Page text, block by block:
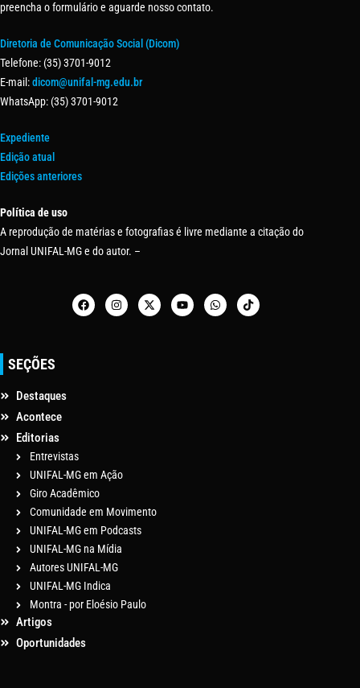
preencha o formulário e aguarde nosso contato.
Diretoria de Comunicação Social (Dicom)
Telefone: (35) 3701-9012
E-mail:dicom@unifal-mg.edu.br
WhatsApp: (35) 3701-9012
Expediente
Edição atual
Edições anteriores
Política de uso
A reprodução de matérias e fotografias é livre mediante a citação do
Jornal UNIFAL-MG e do autor. –
SEÇÕES
Destaques
Acontece
Editorias
Entrevistas
UNIFAL-MG em Ação
Giro Acadêmico
Comunidade em Movimento
UNIFAL-MG em Podcasts
UNIFAL-MG na Mídia
Autores UNIFAL-MG
UNIFAL-MG Indica
Montra - por Eloésio Paulo
Artigos
Oportunidades